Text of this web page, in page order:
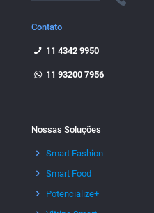
Contato
11 4342 9950
11 93200 7956
Nossas Soluções
Smart Fashion
Smart Food
Potencialize+